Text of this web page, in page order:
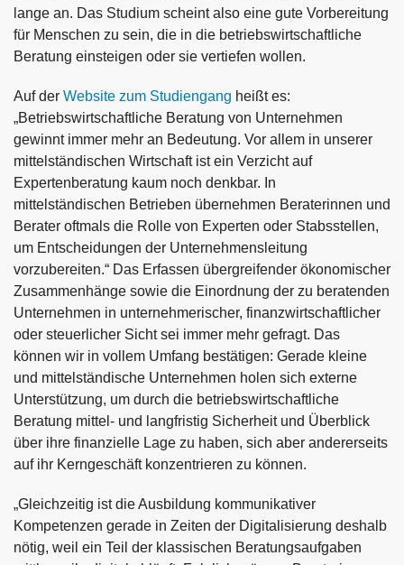
lange an. Das Studium scheint also eine gute Vorbereitung
für Menschen zu sein, die in die betriebswirtschaftliche
Beratung einsteigen oder sie vertiefen wollen.
Auf der Website zum Studiengang heißt es:
„Betriebswirtschaftliche Beratung von Unternehmen
gewinnt immer mehr an Bedeutung. Vor allem in unserer
mittelständischen Wirtschaft ist ein Verzicht auf
Expertenberatung kaum noch denkbar. In
mittelständischen Betrieben übernehmen Beraterinnen und
Berater oftmals die Rolle von Experten oder Stabsstellen,
um Entscheidungen der Unternehmensleitung
vorzubereiten.“ Das Erfassen übergreifender ökonomischer
Zusammenhänge sowie die Einordnung der zu beratenden
Unternehmen in unternehmerischer, finanzwirtschaftlicher
oder steuerlicher Sicht sei immer mehr gefragt. Das
können wir in vollem Umfang bestätigen: Gerade kleine
und mittelständische Unternehmen holen sich externe
Unterstützung, um durch die betriebswirtschaftliche
Beratung mittel- und langfristig Sicherheit und Überblick
über ihre finanzielle Lage zu haben, sich aber andererseits
auf ihr Kerngeschäft konzentrieren zu können.
„Gleichzeitig ist die Ausbildung kommunikativer
Kompetenzen gerade in Zeiten der Digitalisierung deshalb
nötig, weil ein Teil der klassischen Beratungsaufgaben